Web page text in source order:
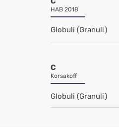
HAB 2018
Globuli (Granuli)
C
Korsakoff
Globuli (Granuli)